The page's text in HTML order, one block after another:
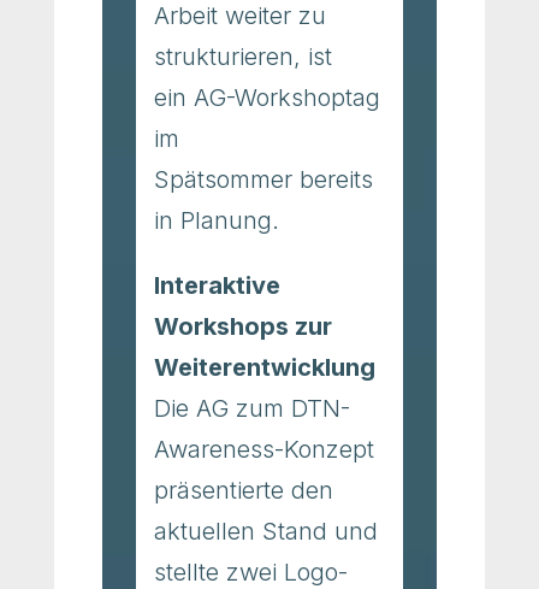
Arbeit weiter zu
strukturieren, ist
ein AG-Workshoptag
im
Spätsommer bereits
in Planung.
Interaktive
Workshops zur
Weiterentwicklung
Die AG zum DTN-
Awareness-Konzept
präsentierte den
aktuellen Stand und
stellte zwei Logo-